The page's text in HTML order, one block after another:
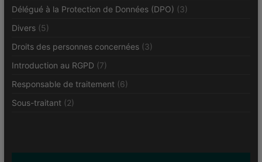
Délégué à la Protection de Données (DPO) (3)
Divers(5)
Droits des personnes concernées(3)
Introduction au RGPD (7)
Responsable de traitement (6)
Sous-traitant (2)